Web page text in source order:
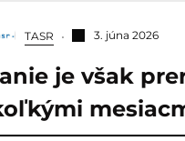
TASR 3. júna 2026
je však